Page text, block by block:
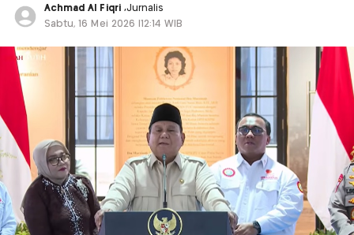
Achmad Al Fiqri ,Jurnalis
Sabtu, 16 Mei 2026 |12:14 WIB